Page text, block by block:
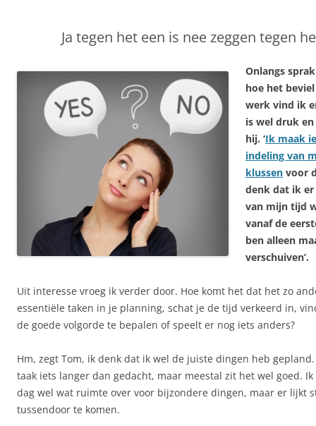
Ja tegen het een is nee zeggen tegen
Onlangs
hoe het
werk vind ik
is wel druk en
hij. ‘Ik maak
indeling van
klussen voor
denk dat ik er
van mijn tijd
vanaf de
ben alleen
verschuiven’.
Uit interesse vroeg ik verder door. Hoe komt het dat het zo
essentiële taken in je planning, schat je de tijd verkeerd in,
de goede volgorde te bepalen of speelt er nog iets anders?
Hm, zegt Tom, ik denk dat ik wel de juiste dingen heb
taak iets langer dan gedacht, maar meestal zit het wel goed.
dag wel wat ruimte over voor bijzondere dingen, maar er lijkt
tussendoor te komen.